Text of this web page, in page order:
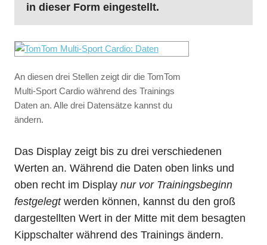
in dieser Form eingestellt.
An diesen drei Stellen zeigt dir die TomTom
Multi-Sport Cardio während des Trainings
Daten an. Alle drei Datensätze kannst du
ändern.
Das Display zeigt bis zu drei verschiedenen
Werten an. Während die Daten oben links und
oben recht im Display nur vor Trainingsbeginn
festgelegtwerden können, kannst du den groß
dargestellten Wert in der Mitte mit dem besagten
Kippschalter während des Trainings ändern.